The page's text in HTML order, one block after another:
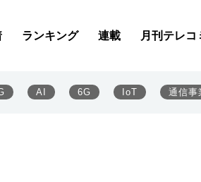
ランキング 連載 月刊テレ
AI 6G IoT 通信事